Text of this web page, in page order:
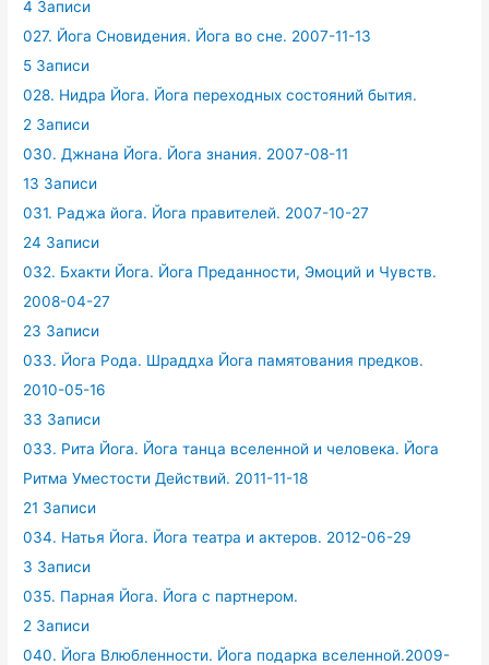
4 Записи
027. Йога Сновидения. Йога во сне. 2007-11-13
5 Записи
028. Нидра Йога. Йога переходных состояний бытия.
2 Записи
030. Джнана Йога. Йога знания. 2007-08-11
13 Записи
031. Раджа йога. Йога правителей. 2007-10-27
24 Записи
032. Бхакти Йога. Йога Преданности, Эмоций и Чувств.
2008-04-27
23 Записи
033. Йога Рода. Шраддха Йога памятования предков.
2010-05-16
33 Записи
033. Рита Йога. Йога танца вселенной и человека. Йога
Ритма Уместости Действий. 2011-11-18
21 Записи
034. Натья Йога. Йога театра и актеров. 2012-06-29
3 Записи
035. Парная Йога. Йога с партнером.
2 Записи
040. Йога Влюбленности. Йога подарка вселенной.2009-